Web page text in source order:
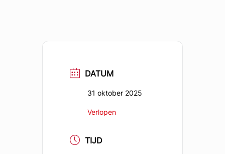
DATUM
31 oktober 2025
Verlopen
TIJD